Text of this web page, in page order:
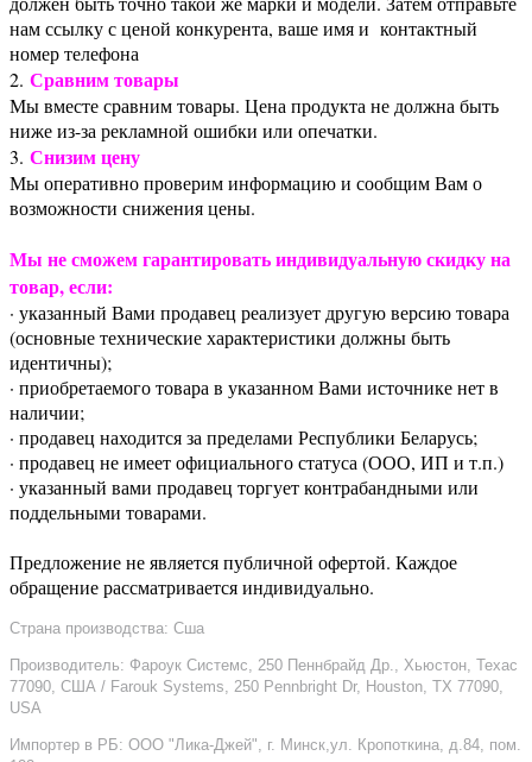
нам ссылку с ценой конкурента, ваше имя и контактный
номер телефона
2. Сравним товары
Мы вместе сравним товары. Цена продукта не должна быть
ниже из-за рекламной ошибки или опечатки.
3. Снизим цену
Мы оперативно проверим информацию и сообщим Вам о
возможности снижения цены.
Мы не сможем гарантировать индивидуальную скидку на
товар, если:
· указанный Вами продавец реализует другую версию товара
(основные технические характеристики должны быть
идентичны);
· приобретаемого товара в указанном Вами источнике нет в
наличии;
· продавец находится за пределами Республики Беларусь;
· продавец не имеет официального статуса (ООО, ИП и т.п.)
· указанный вами продавец торгует контрабандными или
поддельными товарами.
Предложение не является публичной офертой. Каждое
обращение рассматривается индивидуально.
Страна производства: Сша
Производитель: Фароук Системс, 250 Пеннбрайд Др., Хьюстон, Техас
77090, США / Farouk Systems, 250 Pennbright Dr, Houston, TX 77090,
USA
Импортер в РБ: ООО "Лика-Джей", г. Минск,ул. Кропоткина, д.84, пом.